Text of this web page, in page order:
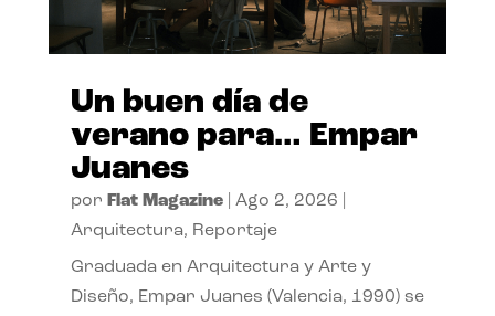
Un buen día de
verano para… Empar
Juanes
por Flat Magazine| Ago 2, 2026
Arquitectura, Reportaje
Graduada en Arquitectura y Arte y
Diseño, Empar Juanes (Valencia, 1990) se